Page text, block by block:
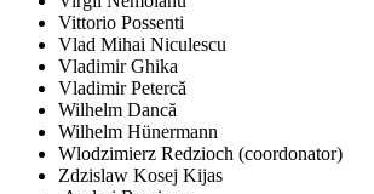
Vittorio Possenti
Vlad Mihai Niculescu
Vladimir Ghika
Vladimir Petercă
Wilhelm Dancă
Wilhelm Hünermann
Wlodzimierz Redzioch (coordonator)
Zdzislaw Kosej Kijas